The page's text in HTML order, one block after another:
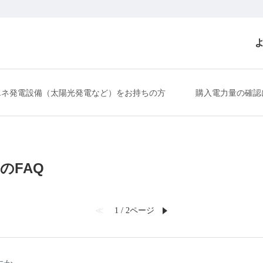
発電設備（太陽光発電など）をお持ちの方 購入電力量の確認
FAQ
≪ 1 / 2ページ ≫